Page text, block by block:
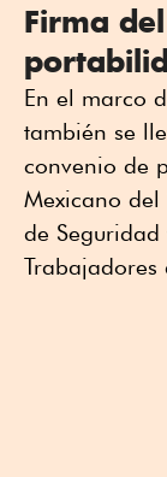
Firma
En el marco
también se
convenio de
Mexicano del
de Seguridad
Trabajadores